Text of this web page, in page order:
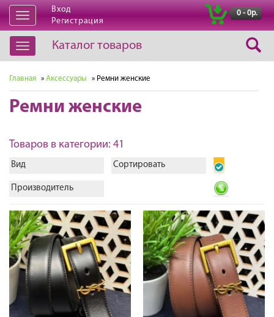
Открыть
навигацию
Вход
Регистрация
0 - 0р.
Открыть
навигацию
Каталог товаров
Главная » Аксессуары » Ремни женские
Ремни женские
Товаров в категории: 41
Вид Сортировать
Производитель